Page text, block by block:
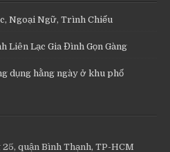
Ngoại Ngữ, Trình Chiếu
Liên Lạc Gia Đình Gọn Gàng
dụng hằng ngày ở khu phố
quận Bình Thạnh, TP-HCM